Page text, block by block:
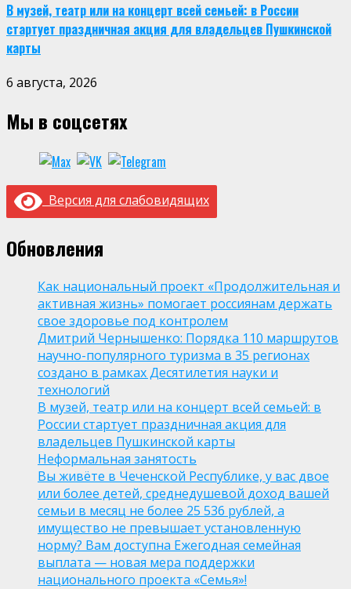
В музей, театр или на концерт всей семьей: в России
стартует праздничная акция для владельцев Пушкинской
карты
6 августа, 2026
Мы в соцсетях
Версия для слабовидящих
Обновления
Как национальный проект «Продолжительная и
активная жизнь» помогает россиянам держать
свое здоровье под контролем
Дмитрий Чернышенко: Порядка 110 маршрутов
научно-популярного туризма в 35 регионах
создано в рамках Десятилетия науки и
технологий
В музей, театр или на концерт всей семьей: в
России стартует праздничная акция для
владельцев Пушкинской карты
Неформальная занятость
Вы живёте в Чеченской Республике, у вас двое
или более детей, среднедушевой доход вашей
семьи в месяц не более 25 536 рублей, а
имущество не превышает установленную
норму? Вам доступна Ежегодная семейная
выплата — новая мера поддержки
национального проекта «Семья»!